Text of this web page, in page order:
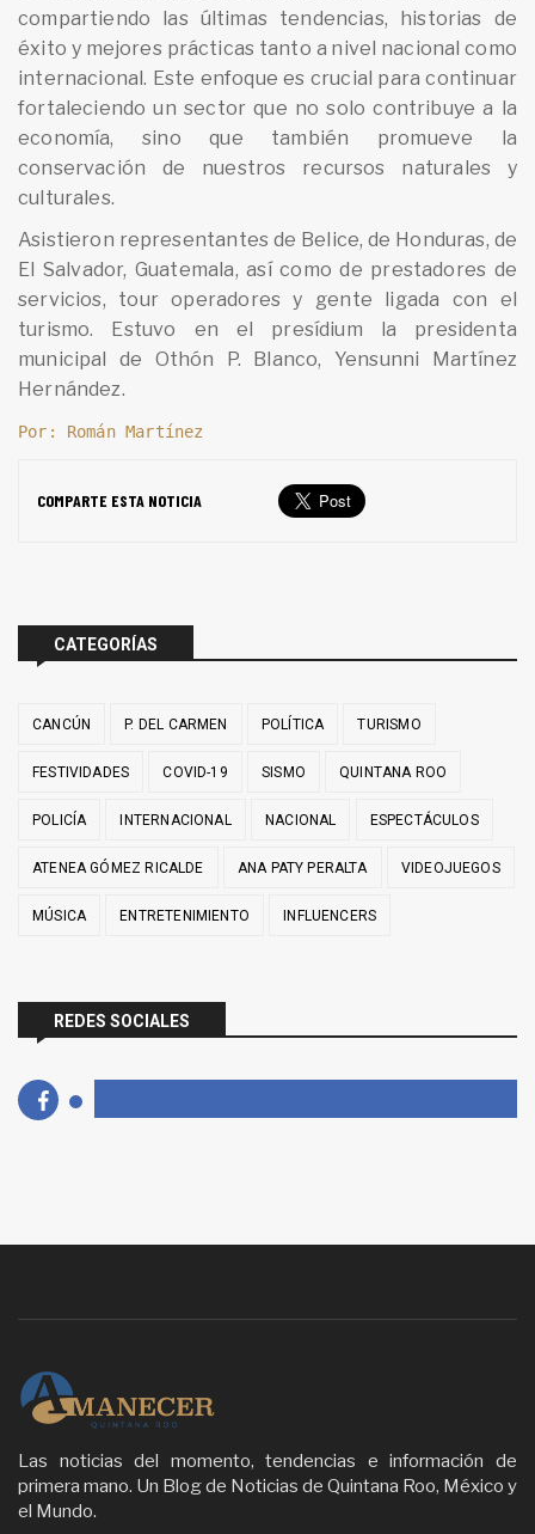
compartiendo las últimas tendencias, historias de
éxito y mejores prácticas tanto a nivel nacional como
internacional. Este enfoque es crucial para continuar
fortaleciendo un sector que no solo contribuye a la
economía, sino que también promueve la
conservación de nuestros recursos naturales y
culturales.
Asistieron representantes de Belice, de Honduras, de
El Salvador, Guatemala, así como de prestadores de
servicios, tour operadores y gente ligada con el
turismo. Estuvo en el presídium la presidenta
municipal de Othón P. Blanco, Yensunni Martínez
Hernández.
Por: Román Martínez
COMPARTE ESTA NOTICIA
CATEGORÍAS
CANCÚN P. DEL CARMEN POLÍTICA TURISMO
FESTIVIDADES COVID-19 SISMO QUINTANA ROO
POLICÍA INTERNACIONAL NACIONAL ESPECTÁCULOS
ATENEA GÓMEZ RICALDE ANA PATY PERALTA VIDEOJUEGOS
MÚSICA ENTRETENIMIENTO INFLUENCERS
REDES SOCIALES
Las noticias del momento, tendencias e información de
primera mano. Un Blog de Noticias de Quintana Roo, México y
el Mundo.